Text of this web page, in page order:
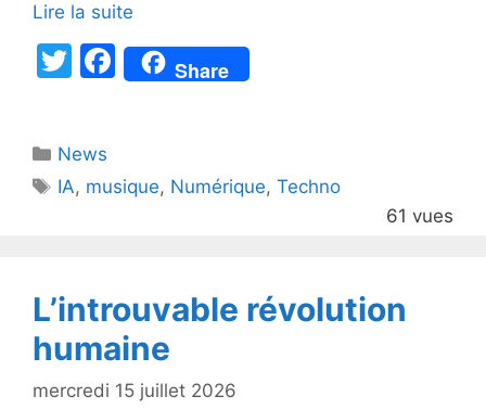
Lire la suite
T
er
F
a
b
k
Share
Catégories
News
Étiquettes
IA, musique, Numérique,Techno
61 vues
L’introuvable révolution
humaine
mercredi 15 juillet 2026